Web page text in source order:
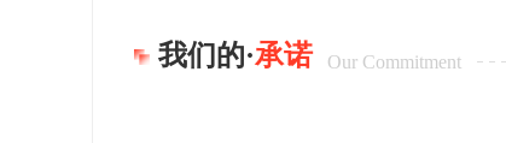
我们的·承诺 Our Commitment